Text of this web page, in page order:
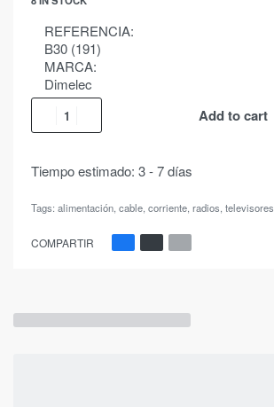
REFERENCIA:
B30 (191)
MARCA:
Dimelec
Add to cart
Tiempo estimado: 3 - 7 días
Tags: alimentación, cable, corriente, radios, televisores
COMPARTIR